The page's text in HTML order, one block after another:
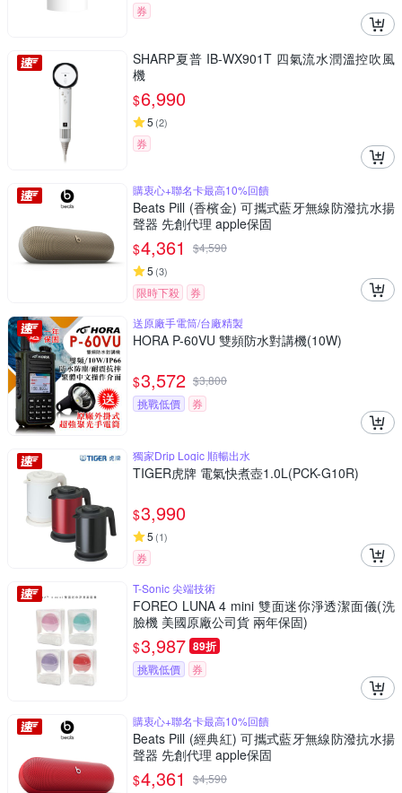
券
SHARP夏普 IB-WX901T 四氣流水潤溫控吹風
機
$6,990
5 (2)
券
購衷心+聯名卡最高10%回饋
Beats Pill (香檳金) 可攜式藍牙無線防潑抗水揚
聲器 先創代理 apple保固
$4,361 $4,590
5 (3)
限時下殺
券
送原廠手電筒/台廠精製
HORA P-60VU 雙頻防水對講機(10W)
$3,572 $3,800
挑戰低價
券
獨家Drip Logic 順暢出水
TIGER虎牌 電氣快煮壺1.0L(PCK-G10R)
$3,990
5 (1)
券
T-Sonic 尖端技術
FOREO LUNA 4 mini 雙面迷你淨透潔面儀(洗
臉機 美國原廠公司貨 兩年保固)
$3,987 89折
挑戰低價 券
購衷心+聯名卡最高10%回饋
Beats Pill (經典紅) 可攜式藍牙無線防潑抗水揚
聲器 先創代理 apple保固
$4,361 $4,590